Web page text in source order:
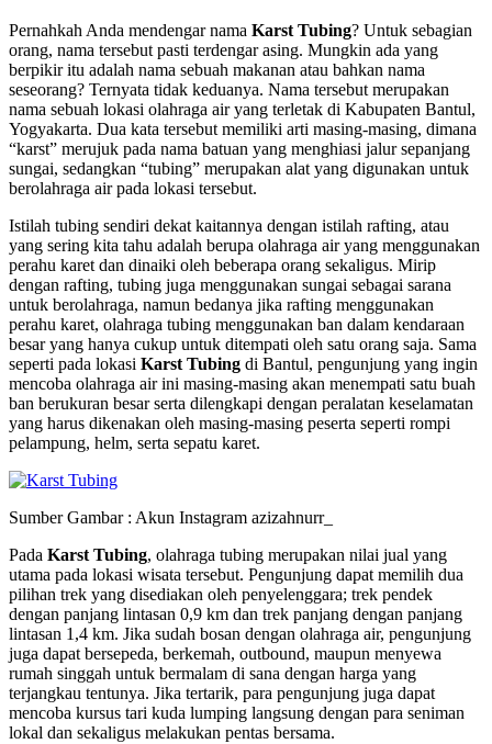
Pernahkah Anda mendengar nama Karst Tubing? Untuk sebagian
orang, nama tersebut pasti terdengar asing. Mungkin ada yang
berpikir itu adalah nama sebuah makanan atau bahkan nama
seseorang? Ternyata tidak keduanya. Nama tersebut merupakan
nama sebuah lokasi olahraga air yang terletak di Kabupaten Bantul,
Yogyakarta. Dua kata tersebut memiliki arti masing-masing, dimana
“karst” merujuk pada nama batuan yang menghiasi jalur sepanjang
sungai, sedangkan “tubing” merupakan alat yang digunakan untuk
berolahraga air pada lokasi tersebut.
Istilah tubing sendiri dekat kaitannya dengan istilah rafting, atau
yang sering kita tahu adalah berupa olahraga air yang menggunakan
perahu karet dan dinaiki oleh beberapa orang sekaligus. Mirip
dengan rafting, tubing juga menggunakan sungai sebagai sarana
untuk berolahraga, namun bedanya jika rafting menggunakan
perahu karet, olahraga tubing menggunakan ban dalam kendaraan
besar yang hanya cukup untuk ditempati oleh satu orang saja. Sama
seperti pada lokasi Karst Tubing di Bantul, pengunjung yang ingin
mencoba olahraga air ini masing-masing akan menempati satu buah
ban berukuran besar serta dilengkapi dengan peralatan keselamatan
yang harus dikenakan oleh masing-masing peserta seperti rompi
pelampung, helm, serta sepatu karet.
Sumber Gambar : Akun Instagram azizahnurr_
Pada Karst Tubing, olahraga tubing merupakan nilai jual yang
utama pada lokasi wisata tersebut. Pengunjung dapat memilih dua
pilihan trek yang disediakan oleh penyelenggara; trek pendek
dengan panjang lintasan 0,9 km dan trek panjang dengan panjang
lintasan 1,4 km. Jika sudah bosan dengan olahraga air, pengunjung
juga dapat bersepeda, berkemah, outbound, maupun menyewa
rumah singgah untuk bermalam di sana dengan harga yang
terjangkau tentunya. Jika tertarik, para pengunjung juga dapat
mencoba kursus tari kuda lumping langsung dengan para seniman
lokal dan sekaligus melakukan pentas bersama.